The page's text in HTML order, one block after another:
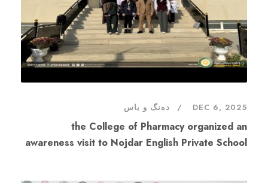
DEC 6, 2025 دەنگ و باس
the College of Pharmacy organized an
awareness visit to Nojdar English Private School